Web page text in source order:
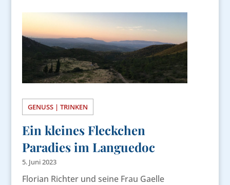
GENUSS | TRINKEN
Ein kleines Fleckchen
Paradies im Languedoc
5. Juni 2023
Florian Richter und seine Frau Gaelle